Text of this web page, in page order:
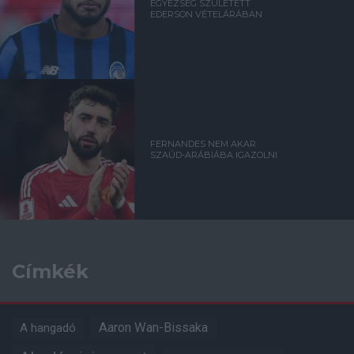
EGYEZSÉG SZÜLETETT
EDERSON VÉTELÁRÁBAN
FERNANDES NEM AKAR
SZAÚD-ARÁBIÁBA IGAZOLNI
Címkék
A hangadó Aaron Wan-Bissaka